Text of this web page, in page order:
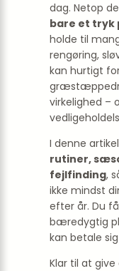
dag. Netop
bare et tryk
holde til
rengøring,
kan hurtigt
virkelighed –
I denne
rutiner,
fejlfinding,
ikke mindst
efter år. Du
bæredygtig
kan betale
Klar til at